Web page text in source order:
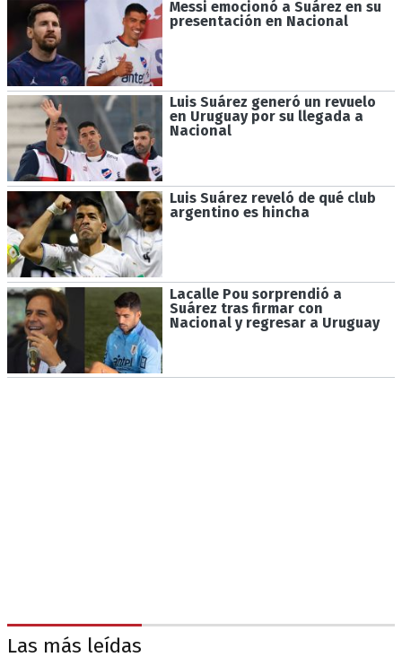
Messi emocionó a Suárez en su
presentación en Nacional
Luis Suárez generó un revuelo
en Uruguay por su llegada a
Nacional
Luis Suárez reveló de qué club
argentino es hincha
Lacalle Pou sorprendió a
Suárez tras firmar con
Nacional y regresar a Uruguay
Las más leídas